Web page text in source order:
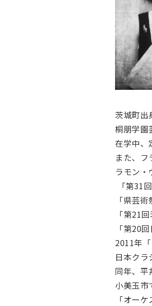
茨城町出
桐朋学園
在学中、
また、フ
ラモン・
「第31
「県芸
「第21
「第20
2011年
日本クラ
同年、平
小美玉市
「オー